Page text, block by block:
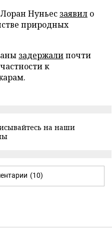
Нуньес заявил о
природных
задержалипочти
к
на наши
(10)